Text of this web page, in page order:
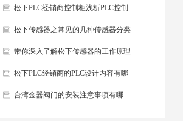
器
松下PLC经销商控制柜浅析PLC控制
器的基本结构
松下传感器之常见的几种传感器分类
以及他们的特点
带你深入了解松下传感器的工作原理
以及分类
松下PLC经销商的PLC设计内容有哪
些？
台湾金器阀门的安装注意事项有哪